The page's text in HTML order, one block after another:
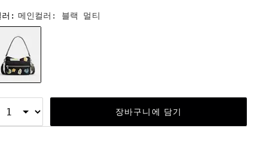
러: 메인컬러: 블랙 멀티
장바구니에 담기